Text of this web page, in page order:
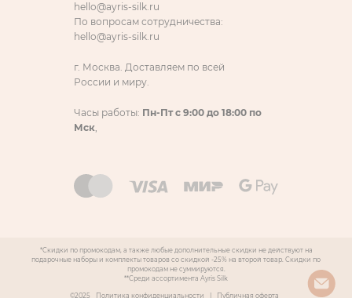
hello@ayris-silk.ru
По вопросам сотрудничества:
hello@ayris-silk.ru
г. Москва. Доставляем по всей
России и миру.
Часы работы: Пн-Пт с 9:00 до 18:00 по
Мск,
*Скидки по промокодам, а также любые дополнительные скидки не действуют на
подарочные наборы и комплекты товаров со скидкой -25% на второй товар. Скидки по
промокодам не суммируются.
**Среди ассортимента Ayris Silk
©2025 Политика конфиденциальности Публичная оферта